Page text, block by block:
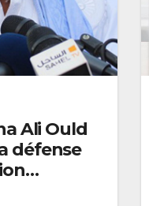
Ali Ould
défense